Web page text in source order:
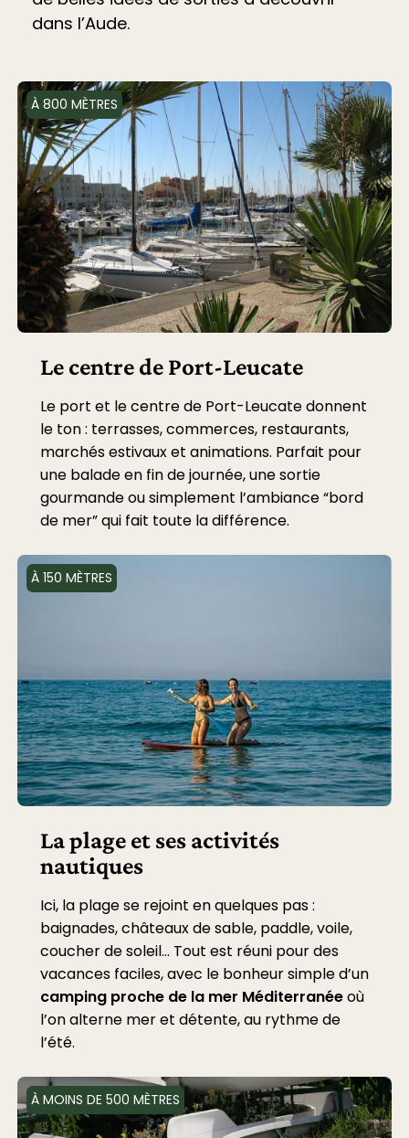
dans l’Aude.
À 800 MÈTRES
Le centre de Port-Leucate
Le port et le centre de Port-Leucate donnent
le ton : terrasses, commerces, restaurants,
marchés estivaux et animations. Parfait pour
une balade en fin de journée, une sortie
gourmande ou simplement l’ambiance “bord
de mer” qui fait toute la différence.
À 150 MÈTRES
La plage et ses activités
nautiques
Ici, la plage se rejoint en quelques pas :
baignades, châteaux de sable, paddle, voile,
coucher de soleil… Tout est réuni pour des
vacances faciles, avec le bonheur simple d’un
camping proche de la mer Méditerranéeoù
l’on alterne mer et détente, au rythme de
l’été.
À MOINS DE 500 MÈTRES